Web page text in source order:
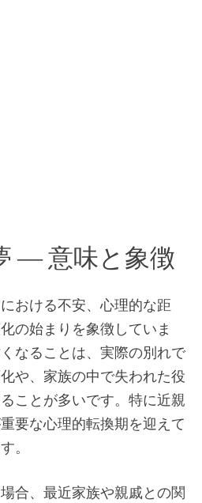
― 意味と象徴
おける不安、心理的な距
の始まりを象徴していま
なることは、実際の別れで
や、家族の中で失われた役
ことが多いです。特に近親
要な心理的転換期を迎えて
。
合、最近家族や親戚との関